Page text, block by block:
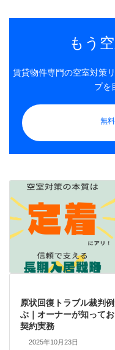
もう
賃貸物件専門の空室対策
プを
無
原状回復トラブル裁判
ぶ｜オーナーが知って
契約実務
2025年10月23日